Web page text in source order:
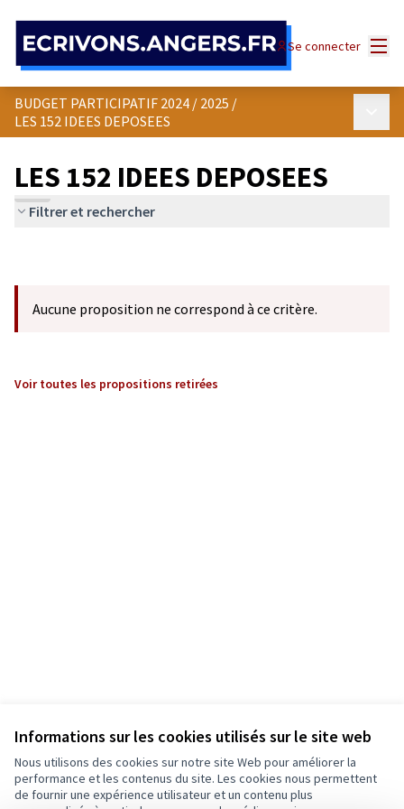
Informations sur les cookies utilisés sur le site web
Nous utilisons des cookies sur notre site Web pour améliorer la
performance et les contenus du site. Les cookies nous permettent
de fournir une expérience utilisateur et un contenu plus
Se connecter
BUDGET PARTICIPATIF 2024 / 2025 /
LES 152 IDEES DEPOSEES
LES 152 IDEES DEPOSEES
Filtrer et rechercher
Aucune proposition ne correspond à ce critère.
Voir toutes les propositions retirées